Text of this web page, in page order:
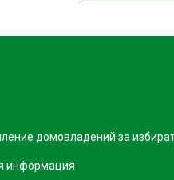
домовладений за
информация